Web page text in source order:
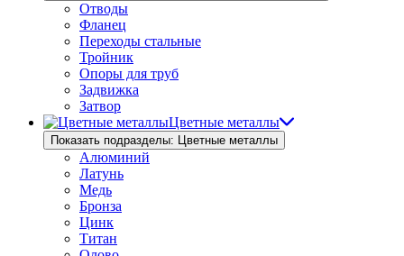
Отводы
Фланец
Переходы стальные
Тройник
Опоры для труб
Задвижка
Затвор
Цветные металлы
Показать подразделы: Цветные металлы
Алюминий
Латунь
Медь
Бронза
Цинк
Титан